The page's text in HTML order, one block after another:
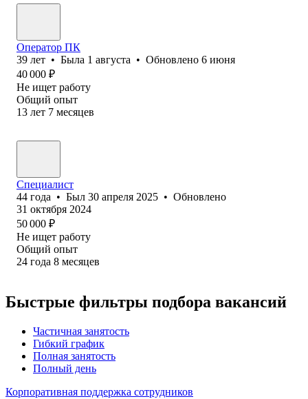
Оператор ПК
39 лет • Была 1 августа • Обновлено 6 июня
40 000 ₽
Не ищет работу
Общий опыт
13 лет 7 месяцев
Специалист
44 года • Был 30 апреля 2025 • Обновлено
31 октября 2024
50 000 ₽
Не ищет работу
Общий опыт
24 года 8 месяцев
Быстрые фильтры подбора вакансий
Частичная занятость
Гибкий график
Полная занятость
Полный день
Корпоративная поддержка сотрудников